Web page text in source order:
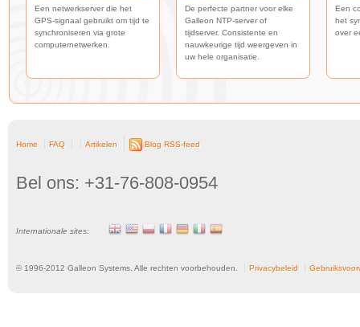
Een netwerkserver die het
GPS-signaal gebruikt om tijd te
synchroniseren via grote
computernetwerken.
De perfecte partner voor elke
Galleon NTP-server of
tijdserver. Consistente en
nauwkeurige tijd weergeven in
uw hele organisatie.
Een
het
over
Home FAQ Artikelen Blog RSS-feed
Bel ons: +31-76-808-0954
Internationale sites:
© 1996-2012 Galleon Systems. Alle rechten voorbehouden. Privacybeleid